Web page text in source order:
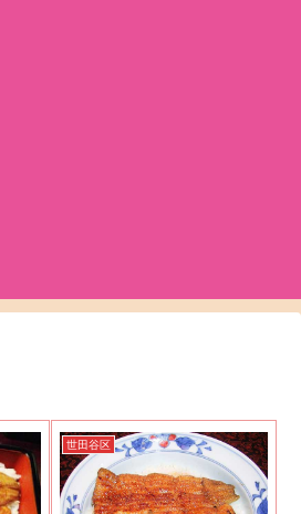
世田谷区